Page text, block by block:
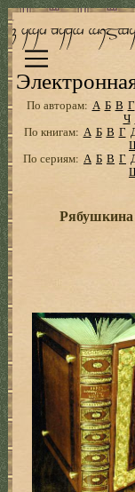
По авторам: А Б В Г
Ч
По книгам: А Б В Г
По сериям: А Б В Г